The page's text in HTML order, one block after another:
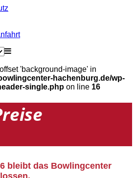
'background-image' in
hachenburg.de/wp-
single.php on line 16
bleibt das Bowlingcenter